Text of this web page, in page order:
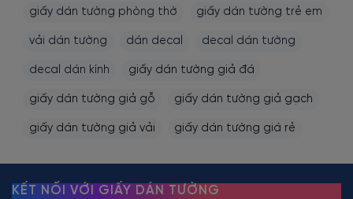
giấy dán tường phòng thờ giấy dán tường trẻ em
vải dán tường dán decal decal dán tường
decal dán kính giấy dán tường giả đá
giấy dán tường giả gỗ giấy dán tường giả gạch
giấy dán tường giả vải giấy dán tường giá rẻ
KẾT NỐI VỚI GIẤY DÁN TƯỜNG